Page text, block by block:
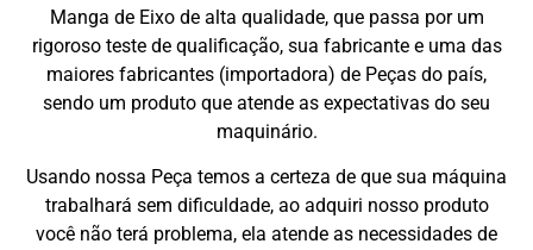
Manga de Eixo de alta qualidade, que passa por um
rigoroso teste de qualificação, sua fabricante e uma das
maiores fabricantes (importadora) de Peças do país,
sendo um produto que atende as expectativas do seu
maquinário.
Usando nossa Peça temos a certeza de que sua máquina
trabalhará sem dificuldade, ao adquiri nosso produto
você não terá problema, ela atende as necessidades de